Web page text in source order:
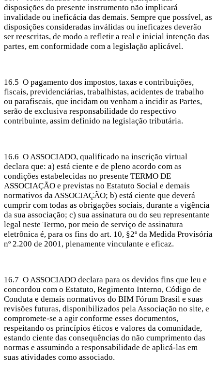
disposições do presente instrumento não implicará
invalidade ou ineficácia das demais. Sempre que possível, as
disposições consideradas inválidas ou ineficazes deverão
ser reescritas, de modo a refletir a real e inicial intenção das
partes, em conformidade com a legislação aplicável.
16.5 O pagamento dos impostos, taxas e contribuições,
fiscais, previdenciárias, trabalhistas, acidentes de trabalho
ou parafiscais, que incidam ou venham a incidir as Partes,
serão de exclusiva responsabilidade do respectivo
contribuinte, assim definido na legislação tributária.
16.6 O ASSOCIADO, qualificado na inscrição virtual
declara que: a) está ciente e de pleno acordo com as
condições estabelecidas no presente TERMO DE
ASSOCIAÇÃO e previstas no Estatuto Social e demais
normativos da ASSOCIAÇÃO; b) está ciente que deverá
cumprir com todas as obrigações sociais, durante a vigência
da sua associação; c) sua assinatura ou do seu representante
legal neste Termo, por meio de serviço de assinatura
eletrônica é, para os fins do art. 10, §2º da Medida Provisória
nº 2.200 de 2001, plenamente vinculante e eficaz.
16.7 O ASSOCIADO declara para os devidos fins que leu e
concordou com o Estatuto, Regimento Interno, Código de
Conduta e demais normativos do BIM Fórum Brasil e suas
revisões futuras, disponibilizados pela Associação no site, e
compromete-se a agir conforme esses documentos,
respeitando os princípios éticos e valores da comunidade,
estando ciente das consequências do não cumprimento das
normas e assumindo a responsabilidade de aplicá-las em
suas atividades como associado.